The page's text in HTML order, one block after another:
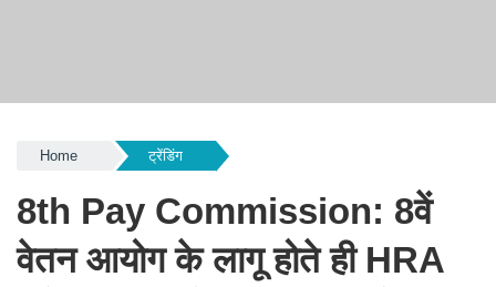
Home ट्रेंडिंग
8th Pay Commission: 8वें
वेतन आयोग के लागू होते ही HRA